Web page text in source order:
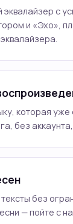
эквалайзер с
и «Эхо»,
которая уже
без
без
— пойте с